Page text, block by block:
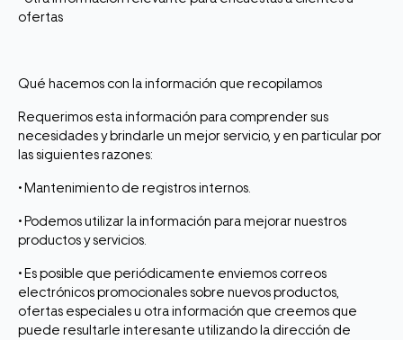
ofertas
Qué hacemos con la información que recopilamos
Requerimos esta información para comprender sus
necesidades y brindarle un mejor servicio, y en particular por
las siguientes razones:
• Mantenimiento de registros internos.
• Podemos utilizar la información para mejorar nuestros
productos y servicios.
• Es posible que periódicamente enviemos correos
electrónicos promocionales sobre nuevos productos,
ofertas especiales u otra información que creemos que
puede resultarle interesante utilizando la dirección de